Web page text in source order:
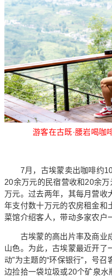
游客在古既·腰岩喝咖
7月，古埃蒙卖出咖啡约
20余万元的民宿营收和20余
万元。过去两年，其每月营收
年支付数十万元的农房租金和
菜馆介绍客人，带动多家农户
古埃蒙的高出片率及商业
山色。为此，古埃蒙最近开了
动”为主题的“环保银行”，号
边捡拾一袋垃圾或20个矿泉